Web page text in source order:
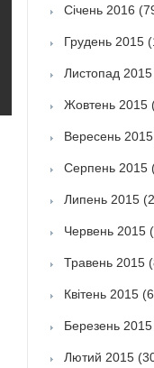
Січень 2016
Грудень 2015
Листопад 2015
Жовтень 2015
Вересень 2015
Серпень 2015
Липень 2015
Червень 2015
Травень 2015
Квітень 2015
Березень 2015
Лютий 2015